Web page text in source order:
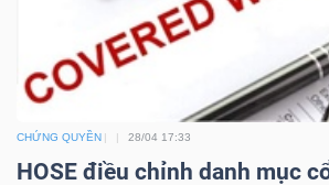
CHỨNG QUYỀN 28/04 17:33
HOSE điều chỉnh danh mục